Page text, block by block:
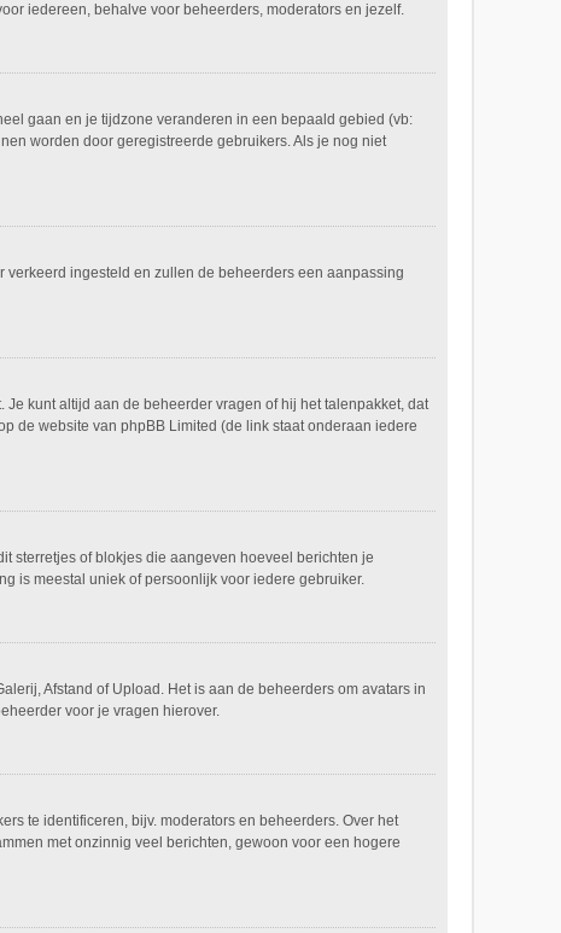
iedereen, behalve voor beheerders, moderators en jezelf.
gaan en je tijdzone veranderen in een bepaald gebied (vb:
worden door geregistreerde gebruikers. Als je nog niet
ingesteld en zullen de beheerders een aanpassing
kunt altijd aan de beheerder vragen of hij het talenpakket, dat
de website van phpBB Limited (de link staat onderaan iedere
sterretjes of blokjes die aangeven hoeveel berichten je
is meestal uniek of persoonlijk voor iedere gebruiker.
Afstand of Upload. Het is aan de beheerders om avatars in
voor je vragen hierover.
te identificeren, bijv. moderators en beheerders. Over het
met onzinnig veel berichten, gewoon voor een hogere